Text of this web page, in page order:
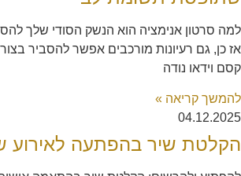
למה סרטון אנימציה הוא הנשק הסודי שלך
אז כן, גם רעיונות מורכבים אפשר להסביר
קסם וידאו נודה
להמשך קריאה »
04.12.2025
הקלטת שיר בהפתעה לאירוע